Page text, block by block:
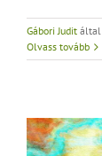
Gábori Judit által
Olvass tovább